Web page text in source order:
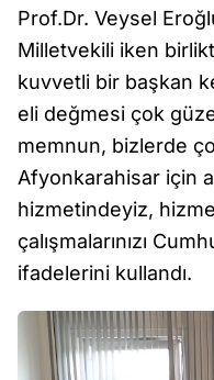
Prof.Dr. Veysel
Milletvekili iken
kuvvetli bir başkan
eli değmesi çok
memnun, bizlerde
Afyonkarahisar için
hizmetindeyiz,
çalışmalarınızı
ifadelerini kullandı.